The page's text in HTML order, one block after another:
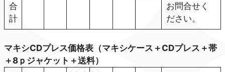
合
計
お問合せく
ださい。
マキシCDプレス価格表（マキシケース＋CDプレス＋帯
＋8ｐジャケット＋送料）